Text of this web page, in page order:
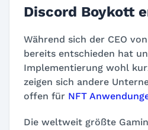
Discord Boykott
Während sich der CEO
bereits entschieden hat
Implementierung wohl
zeigen sich andere
offen für NFT
Die weltweit größte